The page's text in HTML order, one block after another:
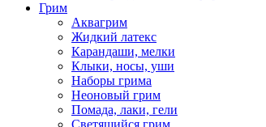
Грим
Аквагрим
Жидкий латекс
Карандаши, мелки
Клыки, носы, уши
Наборы грима
Неоновый грим
Помада, лаки, гели
Светящийся грим